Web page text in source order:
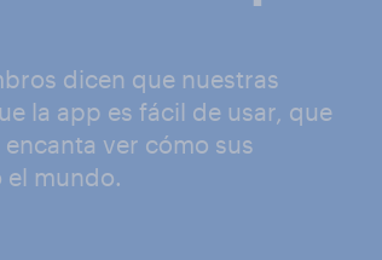
dicen que nuestras
la app es fácil de usar, que
ver cómo sus
el mundo.